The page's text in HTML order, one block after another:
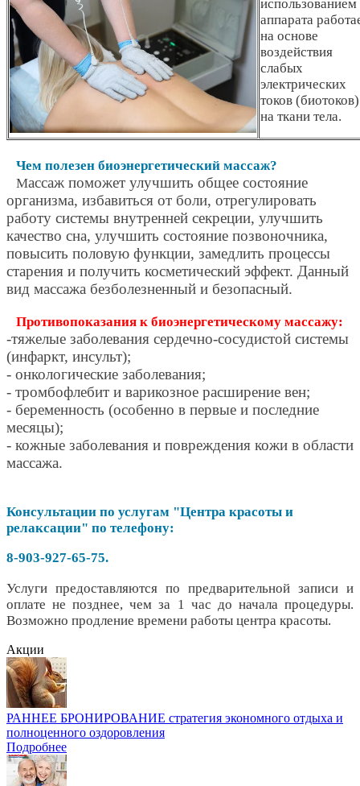
использованием
аппарата
на основе
воздействия
слабых
электрических
токов (биотоков)
на ткани тела.
Чем полезен биоэнергетический массаж?
Массаж поможет улучшить общее состояние
организма, избавиться от боли, отрегулировать
работу системы внутренней секреции, улучшить
качество сна, улучшить состояние позвоночника,
повысить половую функции, замедлить процессы
старения и получить косметический эффект. Данный
вид массажа безболезненный и безопасный.
Противопоказания к биоэнергетическому массажу:
-тяжелые заболевания сердечно-сосудистой системы
(инфаркт, инсульт);
- онкологические заболевания;
- тромбофлебит и варикозное расширение вен;
- беременность (особенно в первые и последние
месяцы);
- кожные заболевания и повреждения кожи в области
массажа.
Консультации по услугам "Центра красоты и
релаксации" по телефону:
8-903-927-65-75.
Услуги предоставляются по предварительной записи и
оплате не позднее, чем за 1 час до начала процедуры.
Возможно продление времени работы центра красоты.
Акции
РАННЕЕ БРОНИРОВАНИЕ стратегия экономного отдыха и
полноценного оздоровления
Подробнее